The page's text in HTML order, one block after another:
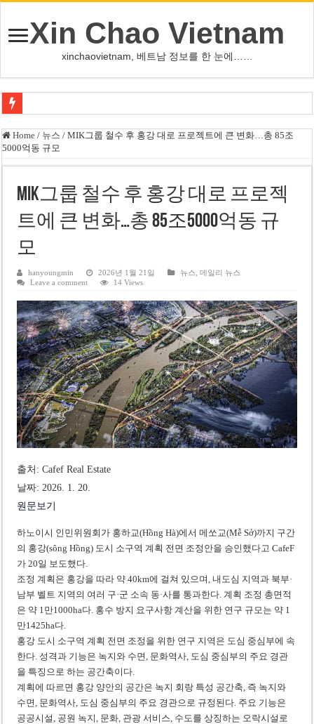
Xin Chao Vietnam
xinchaovietnam, 베트남 정보를 한 눈에……
오덕 목사, 32년 베트남 삶 담은 첫 디카시집 ‘한 컷의 서정’ 출간
베트남 화학·플라스틱 기업 납세 상위 10곳 공개…절반은 국영기업
FIFA 인판티노 회장, 유럽 축구계·북미 정치권 불신임 압박 직면
미화원 쪽방 휴게실 논란…허리도 못 펴는 열악한 환경
호찌민시, 올해 국경절 연휴 5일 연속 휴무 확정… 8월 29일~9월 2일
우크라이나 전황 1,623일: 키이우, 탄도미사일 요격 실패…드론, 모스크바 집
미 국방부, 육군 참모총장 임명 난항
조세심판원, 배우 유연석 30억 세금 불복 청구 기각
Home / 뉴스 / MIK그룹 철수 후 홍강 대로 프로젝트에 큰 변화…총 85조
5000억동 규모
MIK그룹 철수 후 홍강 대로 프로젝
트에 큰 변화…총 85조5000억동 규
모
hanyoungmin 2026년 1월 21일 뉴스 ,데일리 뉴스
Leave a comment
14 Views
출처: Cafef Real Estate
날짜: 2026. 1. 20.
원문보기
하노이시 인민위원회가 홍하교(Hồng Hà)에서 메쏘교(Mễ Sở)까지 구간
의 홍강(sông Hồng) 도시 소구역 계획 전면 조정안을 승인했다고 CafeF
가 20일 보도했다.
조정 계획은 홍강을 따라 약 40km에 걸쳐 있으며, 내도심 지역과 북부·
남부 벨트 지역의 여러 구·군 소속 동·사를 통과한다. 계획 조정 총면적
은 약 1만1000ha다. 홍수 방지 요구사항 계산을 위한 연구 규모는 약 1
만1425ha다.
홍강 도시 소구역 계획 전면 조정을 위한 연구 지역은 도심 중심부에 속
한다. 성격과 기능은 녹지와 수면, 문화역사, 도심 중심부의 주요 경관
을 특징으로 하는 공간축이다.
계획에 따르면 홍강 양안의 공간은 녹지 회랑 특성 공간축, 즉 녹지와
수면, 문화역사, 도심 중심부의 주요 경관으로 규정된다. 주요 기능은
공공시설, 공원 녹지, 문화, 관광 서비스, 수도를 상징하는 오락시설로